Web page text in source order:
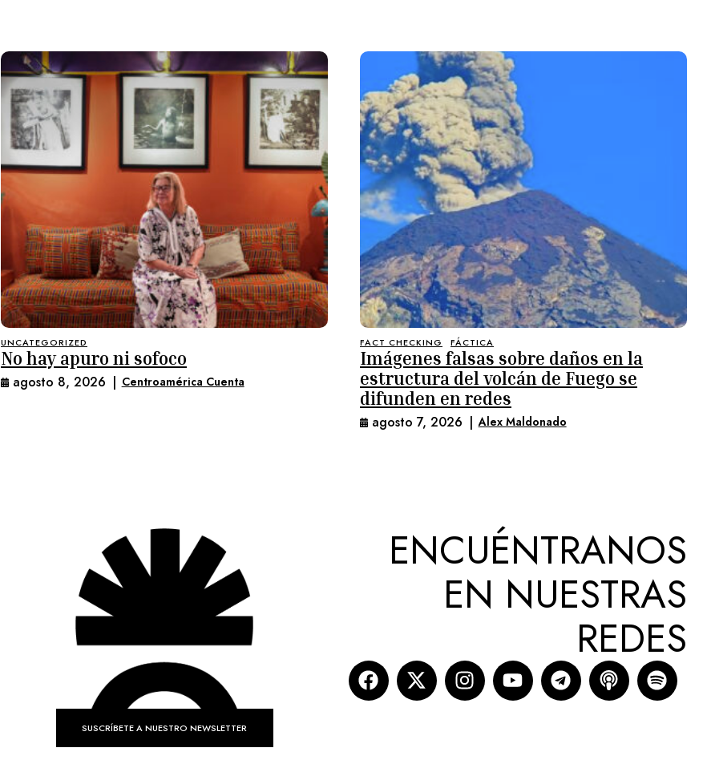
UNCATEGORIZED
No hay apuro ni sofoco
agosto 8, 2026 | Centroamérica Cuenta
FACT CHECKING FÁCTICA
Imágenes falsas sobre daños en la
estructura del volcán de Fuego se
difunden en redes
agosto 7, 2026 | Alex Maldonado
SUSCRÍBETE A NUESTRO NEWSLETTER
ENCUÉNTRANOS
EN NUESTRAS
REDES